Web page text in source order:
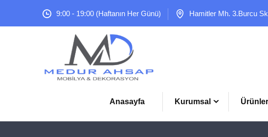
9:00 - 19:00 (Haftanın Her Günü) Hamitler Mh. 3.Burcu
Anasayfa Kurumsal Ürünler